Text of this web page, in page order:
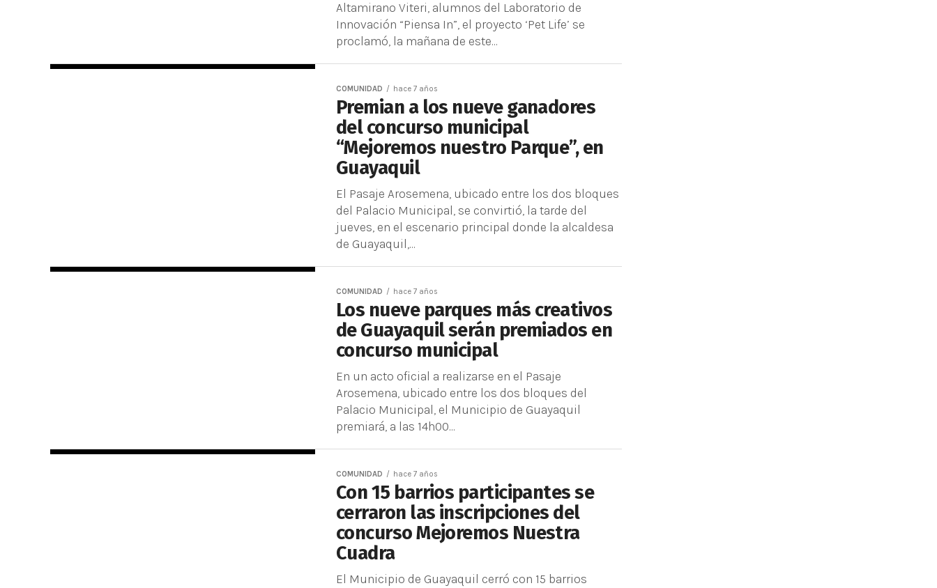
Altamirano Viteri, alumnos del Laboratorio de
Innovación “Piensa In”, el proyecto ‘Pet Life’ se
proclamó, la mañana de este...
COMUNIDAD hace 7 años
Premian a los nueve ganadores
del concurso municipal
“Mejoremos nuestro Parque”, en
Guayaquil
El Pasaje Arosemena, ubicado entre los dos bloques
del Palacio Municipal, se convirtió, la tarde del
jueves, en el escenario principal donde la alcaldesa
de Guayaquil,...
COMUNIDAD hace 7 años
Los nueve parques más creativos
de Guayaquil serán premiados en
concurso municipal
En un acto oficial a realizarse en el Pasaje
Arosemena, ubicado entre los dos bloques del
Palacio Municipal, el Municipio de Guayaquil
premiará, a las 14h00...
COMUNIDAD hace 7 años
Con 15 barrios participantes se
cerraron las inscripciones del
concurso Mejoremos Nuestra
Cuadra
El Municipio de Guayaquil cerró con 15 barrios